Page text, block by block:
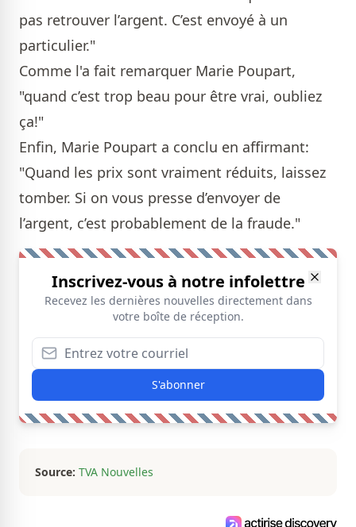
pas retrouver l’argent. C’est envoyé à un
particulier."
Comme l'a fait remarquer Marie Poupart,
"quand c’est trop beau pour être vrai, oubliez
ça!"
Enfin, Marie Poupart a conclu en affirmant:
"Quand les prix sont vraiment réduits, laissez
tomber. Si on vous presse d’envoyer de
l’argent, c’est probablement de la fraude."
Inscrivez-vous à notre infolettre
Recevez les dernières nouvelles directement dans
votre boîte de réception.
S'abonner
Source: TVA Nouvelles